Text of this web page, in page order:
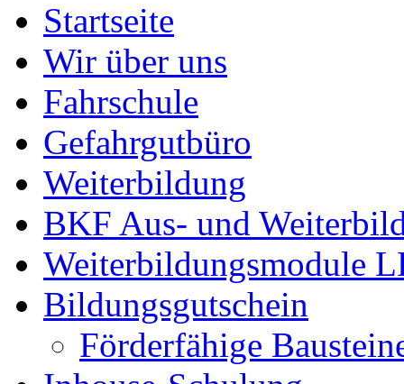
Startseite
Wir über uns
Fahrschule
Gefahrgutbüro
Weiterbildung
BKF Aus- und
Weiterbildungsmodule
Bildungsgutschein
Förderfähige